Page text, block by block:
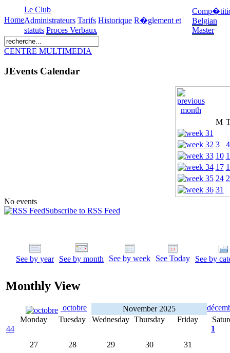
Home
Le Club
Administrateurs Tarifs Historique R�glement et
statuts Proces Verbaux
Belgian
Master
CENTRE MULTIMEDIA
JEvents Calendar
M
3
4
10
17
24
31
No events
Subscribe to RSS Feed
See by year See by month See by week See Today See by
Monthly View
octobre November 2025
Monday
Tuesday Wednesday Thursday Friday
44
27
28 29 30 31
1